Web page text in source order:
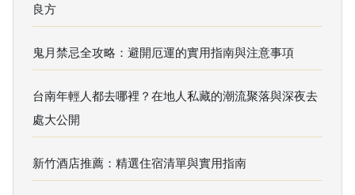
良方
鬼月禁忌全攻略：避開厄運的實用指南與注意事項
台南年輕人都去哪裡？在地人私藏的潮流聚落與深夜去
處大公開
新竹酒店推薦：精選住宿清單與實用指南